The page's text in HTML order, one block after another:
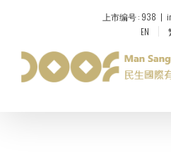
上市编号 : 938 |
EN